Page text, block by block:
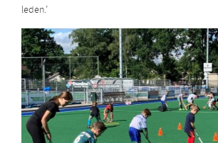
leden.’